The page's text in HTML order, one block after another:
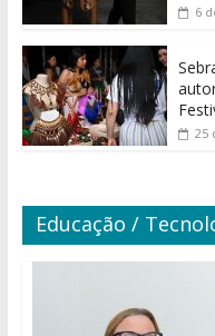
6
25
Educação /